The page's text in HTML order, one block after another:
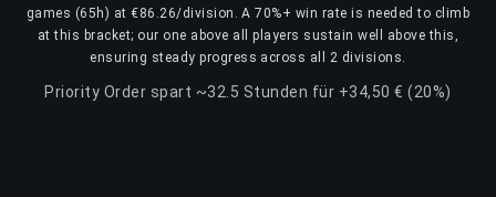
games (65h) at €86.26/division. A 70%+ win rate is needed to climb
at this bracket; our one above all players sustain well above this,
ensuring steady progress across all 2 divisions.
Priority Order spart ~32.5 Stunden für +34,50 € (20%)